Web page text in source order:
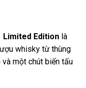
Limited Edition là
whisky từ thùng
và một chút biến tấu